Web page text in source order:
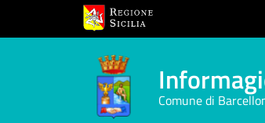
Comune di